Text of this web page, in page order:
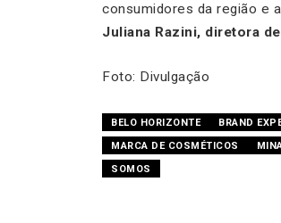
consumidores da região e
Juliana Razini, diretora
Foto: Divulgação
BELO HORIZONTE BRAND
MARCA DE COSMÉTICOS
SOMOS